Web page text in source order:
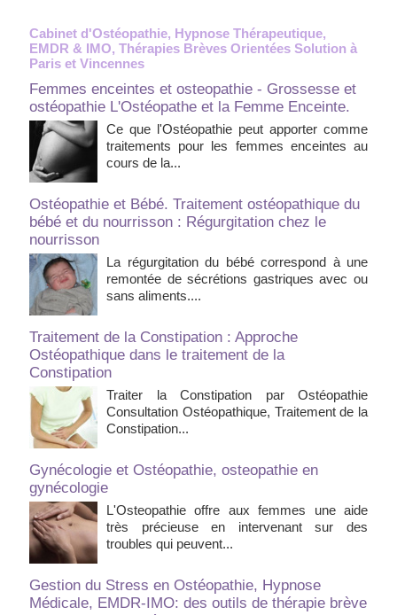
Cabinet d'Ostéopathie, Hypnose Thérapeutique,
EMDR & IMO, Thérapies Brèves Orientées Solution à
Paris et Vincennes
Femmes enceintes et osteopathie - Grossesse et
ostéopathie L'Ostéopathe et la Femme Enceinte.
Ce que l'Ostéopathie peut apporter comme
traitements pour les femmes enceintes au
cours de la...
Ostéopathie et Bébé. Traitement ostéopathique du
bébé et du nourrisson : Régurgitation chez le
nourrisson
La régurgitation du bébé correspond à une
remontée de sécrétions gastriques avec ou
sans aliments....
Traitement de la Constipation : Approche
Ostéopathique dans le traitement de la
Constipation
Traiter la Constipation par Ostéopathie
Consultation Ostéopathique, Traitement de la
Constipation...
Gynécologie et Ostéopathie, osteopathie en
gynécologie
L'Osteopathie offre aux femmes une aide
très précieuse en intervenant sur des
troubles qui peuvent...
Gestion du Stress en Ostéopathie, Hypnose
Médicale, EMDR-IMO: des outils de thérapie brève